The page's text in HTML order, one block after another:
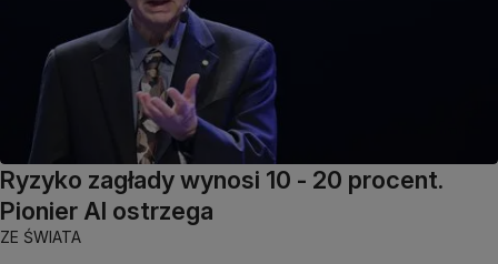
Ryzyko zagłady wynosi 10 - 20 procent.
Pionier AI ostrzega
ZE ŚWIATA